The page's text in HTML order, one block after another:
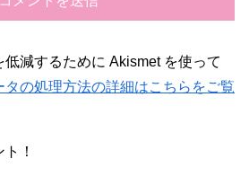
減するために Akismet を使って
タの処理方法の詳細はこちらをご覧
！